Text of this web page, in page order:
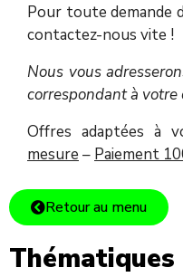
Retour au menu
Thématiques
Pour toute demande
contactez-nous vite !
Nous vous
correspondant à
Offres adaptées à
mesure – Paiement